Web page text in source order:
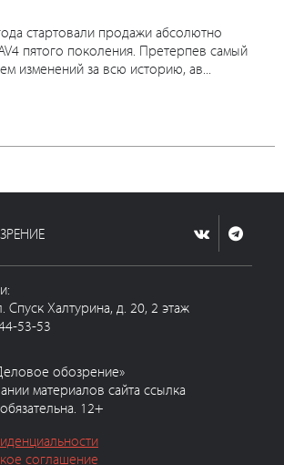
стартовали продажи абсолютно
пятого поколения. Претерпев самый
изменений за всю историю, ав...
Спуск Халтурина, д. 20, 2 этаж
53-53
обозрение»
материалов сайта ссылка
12+
соглашение